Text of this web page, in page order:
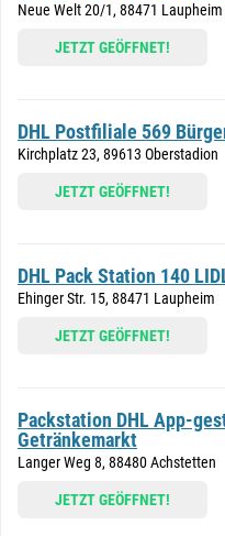
Neue Welt 20/1, 88471 Laupheim
JETZT GEÖFFNET!
DHL Postfiliale 569
Kirchplatz 23, 89613 Oberstadion
JETZT GEÖFFNET!
DHL Pack Station 140
Ehinger Str. 15, 88471 Laupheim
JETZT GEÖFFNET!
Packstation DHL App-
Getränkemarkt
Langer Weg 8, 88480 Achstetten
JETZT GEÖFFNET!